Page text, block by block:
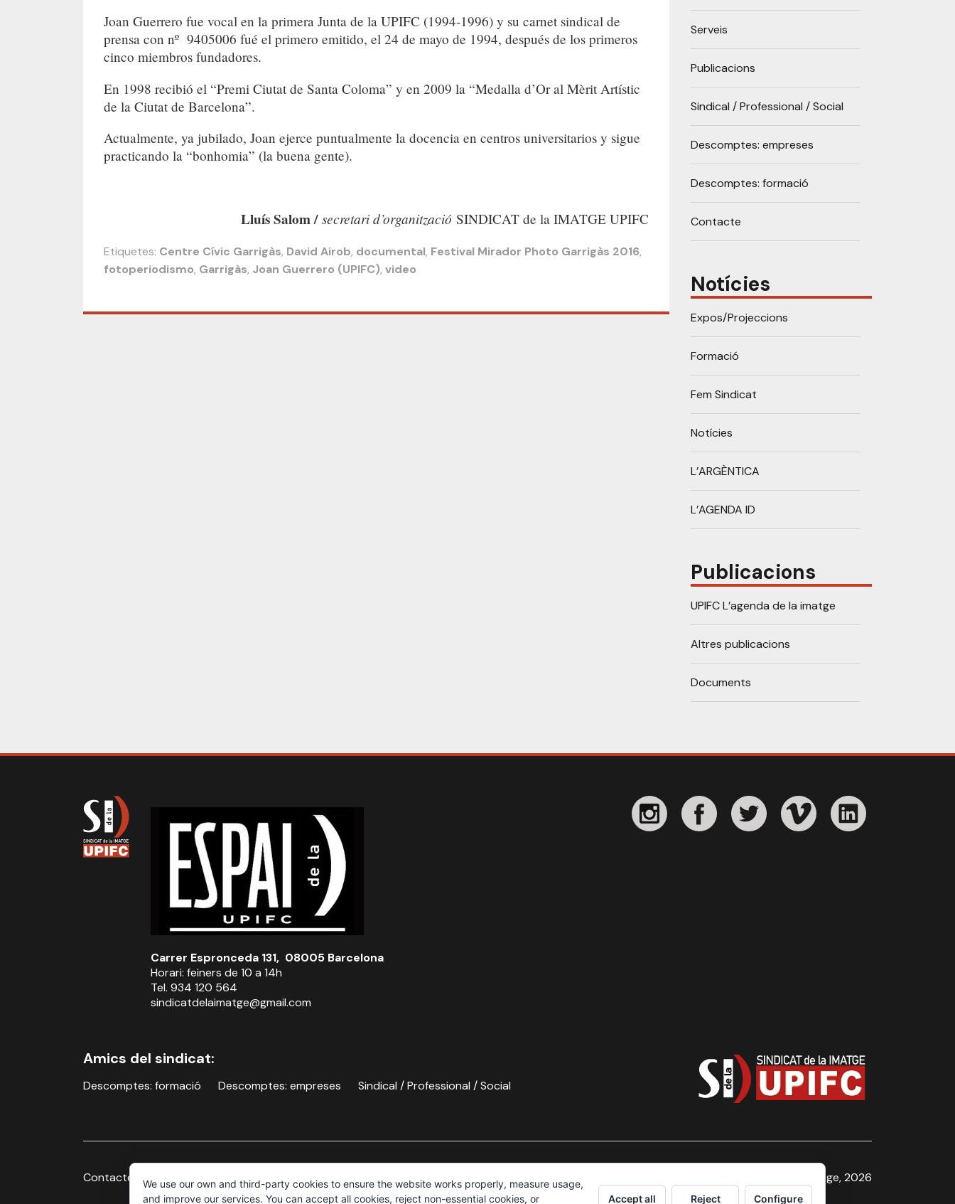
Joan Guerrero fue vocal en la primera Junta de la UPIFC (1994-1996) y su carnet sindical de
prensa con nº 9405006 fué el primero emitido, el 24 de mayo de 1994, después de los primeros
cinco miembros fundadores.
En 1998 recibió el “Premi Ciutat de Santa Coloma” y en 2009 la “Medalla d’Or al Mèrit Artístic
de la Ciutat de Barcelona”.
Actualmente, ya jubilado, Joan ejerce puntualmente la docencia en centros universitarios y sigue
practicando la “bonhomia” (la buena gente).
Lluís Salom /secretari d’organització SINDICAT de la IMATGE UPIFC
Etiquetes: Centre Cívic Garrigàs, David Airob, documental, Festival Mirador Photo Garrigàs 2016,
fotoperiodismo, Garrigàs, Joan Guerrero (UPIFC), video
Serveis
Publicacions
Sindical / Professional / Social
Descomptes: empreses
Descomptes: formació
Contacte
Notícies
Expos/Projeccions
Formació
Fem Sindicat
Notícies
L’ARGÈNTICA
L’AGENDA ID
Publicacions
UPIFC L’agenda de la imatge
Altres publicacions
Documents
Carrer Espronceda 131, 08005 Barcelona
Horari: feiners de 10 a 14h
Tel. 934 120 564
sindicatdelaimatge@gmail.com
Amics del sindicat:
Descomptes: formació Descomptes: empreses Sindical / Professional / Social
Contacte Avís legal i política de privacitat Sindicat de la Imatge, 2026
We use our own and third-party cookies to ensure the website works properly, measure usage,
and improve our services. You can accept all cookies, reject non-essential cookies, or
Accept all Reject Configure